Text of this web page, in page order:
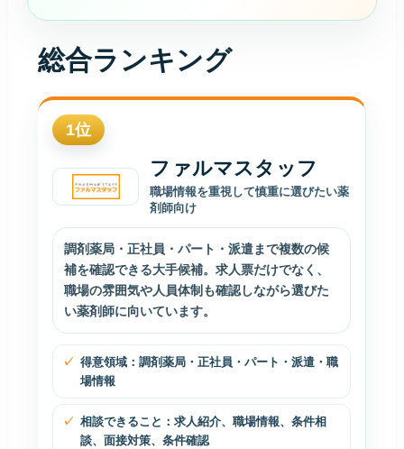
総合ランキング
1位
ファルマスタッフ
職場情報を重視して慎重に選びたい薬
剤師向け
調剤薬局・正社員・パート・派遣まで複数の候
補を確認できる大手候補。求人票だけでなく、
職場の雰囲気や人員体制も確認しながら選びた
い薬剤師に向いています。
得意領域：調剤薬局・正社員・パート・派遣・職
場情報
相談できること：求人紹介、職場情報、条件相
談、面接対策、条件確認